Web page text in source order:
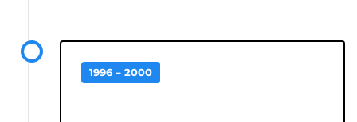
Владимир Михайлович Бехтерев
скоропостижно скончался в 1927 году, урна
с прахом его захоронена на Волковском
1996 – 2000